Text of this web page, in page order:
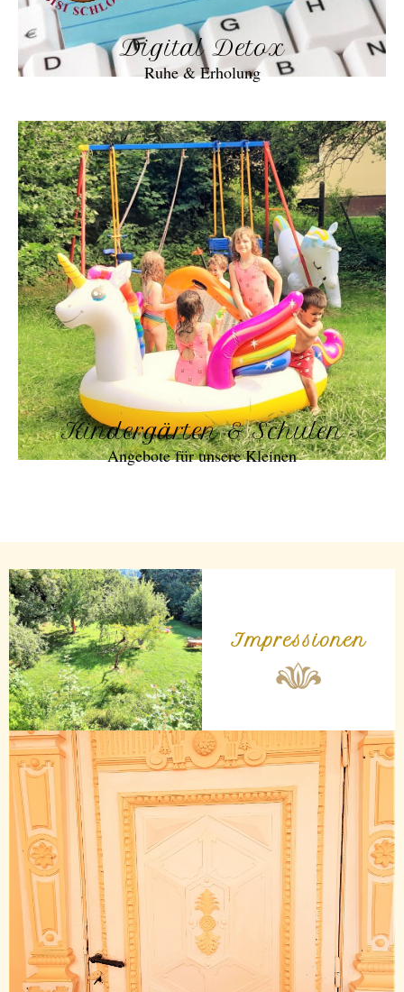
Digital Detox
Ruhe & Erholung
Kindergärten & Schulen
Angebote für unsere Kleinen
Impressionen